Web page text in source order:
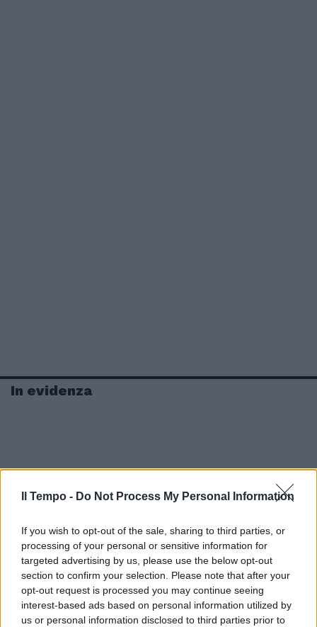
Il Tempo - Do Not Process My Personal Information
If you wish to opt-out of the sale, sharing to third parties, or
processing of your personal or sensitive information for
targeted advertising by us, please use the below opt-out
section to confirm your selection. Please note that after your
opt-out request is processed you may continue seeing
interest-based ads based on personal information utilized by
us or personal information disclosed to third parties prior to
In evidenza